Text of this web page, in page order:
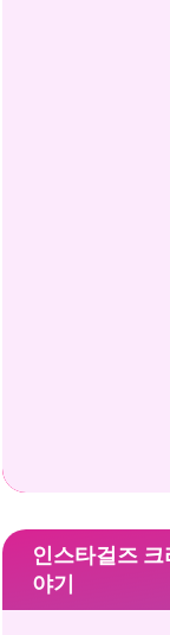
인스타걸즈
야기